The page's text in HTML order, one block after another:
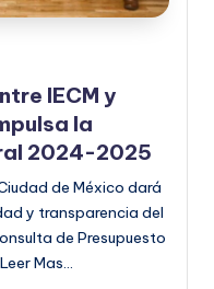
IECM y
la
2024-2025
de México dará
y transparencia del
de Presupuesto
Mas…